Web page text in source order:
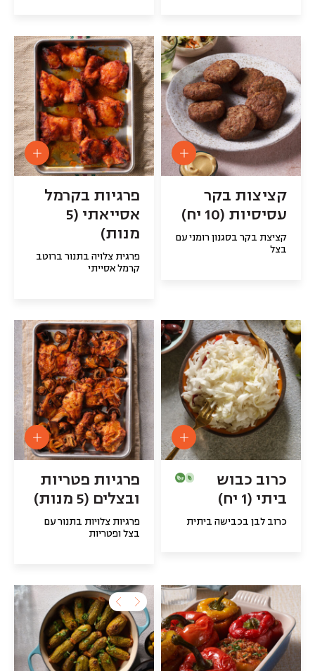
קציצות בקר
עסיסיות (10 יח)
קציצת בקר בסגנון רומני עם
בצל
פרגיות בקרמל
אסייאתי (5
מנות)
פרגית צלויה בתנור ברוטב
קרמל אסייתי
כרוב כבוש
ביתי (1 יח)
כרוב לבן בכבישה ביתית
פרגיות פטריות
ובצלים (5 מנות)
פרגיות צלויות בתנור עם
בצל ופטריות